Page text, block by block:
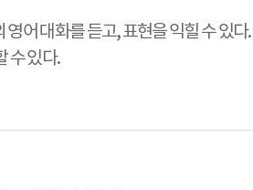
어 대화를 듣고, 표현을 익힐 수 있다.
수 있다.